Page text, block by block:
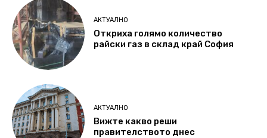
АКТУАЛНО
Откриха голямо количество
райски газ в склад край София
АКТУАЛНО
Вижте какво реши
правителството днес